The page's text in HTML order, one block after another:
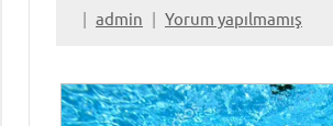
admin Yorum yapılmamış